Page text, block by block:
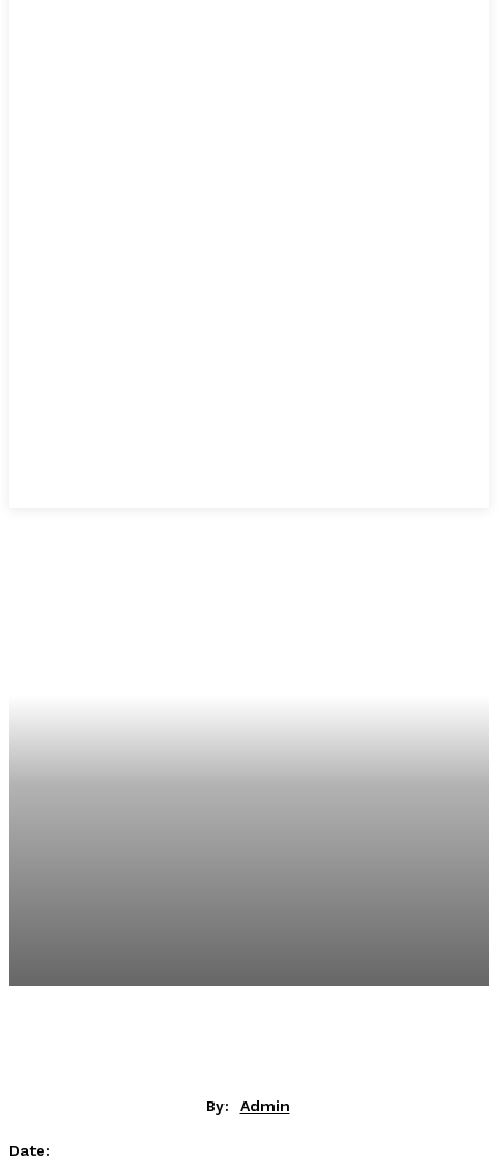
By: Admin
Date: